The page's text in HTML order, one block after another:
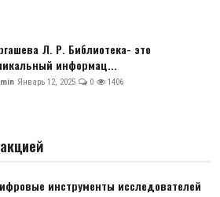
Л. Р. Библиотека- это
информац...
Январь 12, 2025 0 1406
инструменты исследователей